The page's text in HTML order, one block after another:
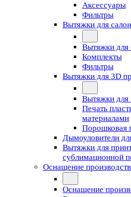
Аксессуары
Фильтры
Вытяжки для
Вытяжки для
Комплекты
Фильтры
Вытяжки для 3D
Вытяжки для
Печать
материалами
Порошковая
Дымоуловители
Вытяжки для
сублимационной
Оснащение производств
Оснащение